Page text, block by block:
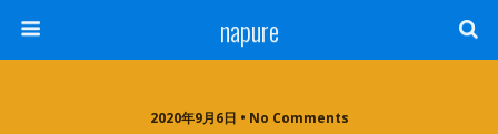
napure
2020年9月6日 • No Comments